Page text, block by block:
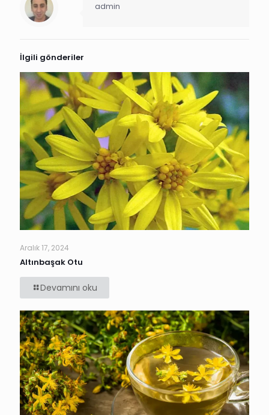
admin
İlgili gönderiler
Aralık 17, 2024
Altınbaşak Otu
Devamını oku